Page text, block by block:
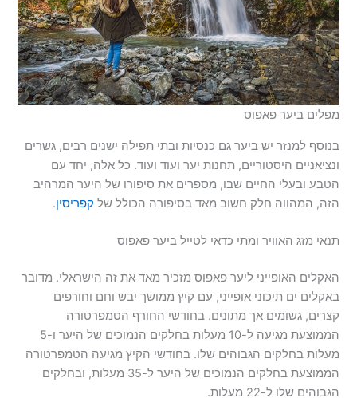
מפלים ביער פאפוס
בנוסף למנזר יש ביער גם כנסיות ובתי תפילה ישנים רבים, גשרים
ונציאניים היסטוריים, תחנות יער ועוד ועוד. כל אלה, יחד עם
הטבע ובעלי החיים שבו, מספרים את סיפורו של היער המרהיב
הזה, המהווה חלק חשוב מאד בסיפורה הכולל של קפריסין.
תנאי מזג האוויר ומתי כדאי לטייל ביער פאפוס
האקלים האופייני ליער פאפוס מזכיר מאד את זה הישראלי. מדובר
באקלים ים תיכוני אופייני, עם קיץ ממושך יבש וחם וחורפים
קצרים, גשומים אך מתונים. בחודשי החורף הטמפרטורה
הממוצעת מגיעה ל-10 מעלות בחלקים הנמוכים של היער ו-5
מעלות בחלקים הגבוהים שלו. בחודשי הקיץ מגיעה הטמפרטורה
הממוצעת בחלקים הנמוכים של היער ל-35 מעלות, ובחלקים
הגבוהים שלו ל-22 מעלות.